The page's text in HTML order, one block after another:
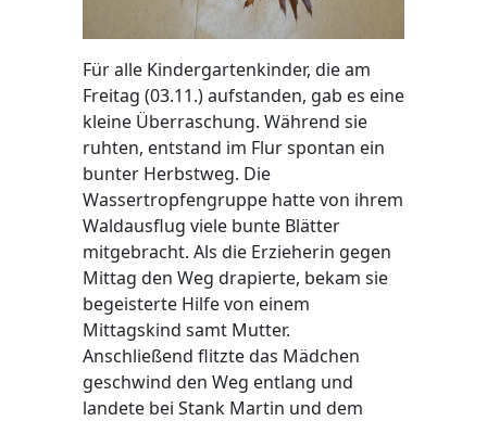
Für alle Kindergartenkinder, die am
Freitag (03.11.) aufstanden, gab es eine
kleine Überraschung. Während sie
ruhten, entstand im Flur spontan ein
bunter Herbstweg. Die
Wassertropfengruppe hatte von ihrem
Waldausflug viele bunte Blätter
mitgebracht. Als die Erzieherin gegen
Mittag den Weg drapierte, bekam sie
begeisterte Hilfe von einem
Mittagskind samt Mutter.
Anschließend flitzte das Mädchen
geschwind den Weg entlang und
landete bei Stank Martin und dem